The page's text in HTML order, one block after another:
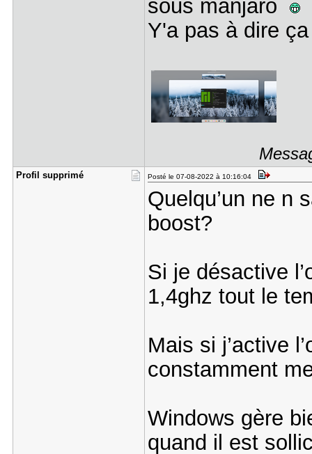
sous manjaro
Y'a pas à dire
Profil sup​primé Posté le 07-08-2022 à 10:16:04
Quelqu’un ne n
boost?
Si je désactive
1,4ghz tout le
Mais si j’active
constamment
Windows gère
quand il est